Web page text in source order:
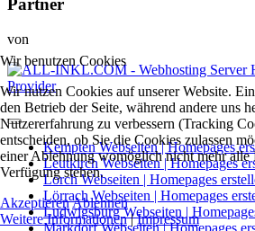
Partner
von
Kempten Webseiten | Homepages
Leutkirch Webseiten | Homepages
Lorch Webseiten | Homepages
Lörrach Webseiten | Homepages
Ludwigsburg Webseiten |
Wir benutzen Cookies
Wir nutzen Cookies auf unserer Website.
den Betrieb der Seite, während andere uns
Nutzererfahrung zu verbessern (Tracking
entscheiden, ob Sie die Cookies zulassen
einer Ablehnung womöglich nicht mehr alle
Verfügung stehen.
AkzeptierenAblehnen
Weitere Informationen|Impressum